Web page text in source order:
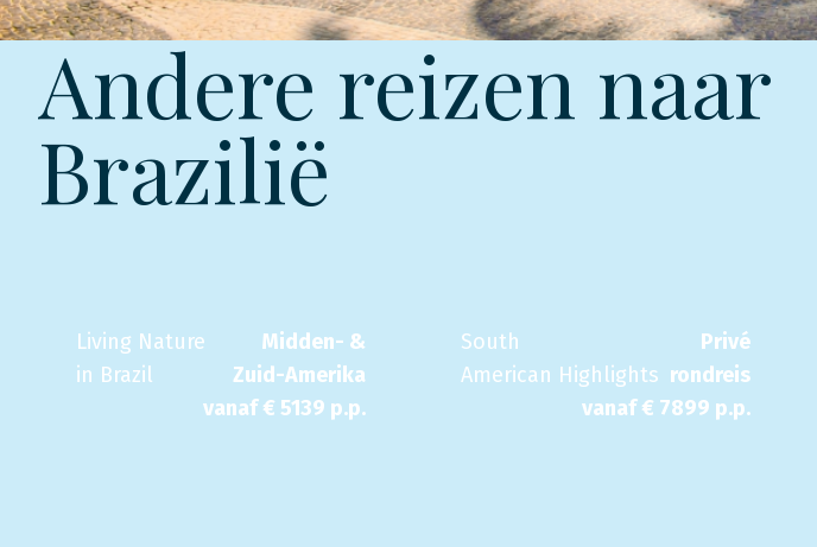
Andere reizen naar
Brazilië
Living Nature
in Brazil
Midden- &
Zuid-Amerika
vanaf € 5139 p.p.
South
American Highlights
Privé
rondreis
vanaf € 7899 p.p.